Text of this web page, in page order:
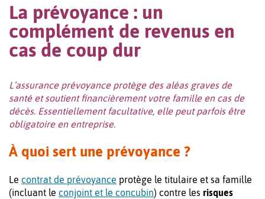
La prévoyance : un
complément de revenus en
cas de coup dur
L’assurance prévoyance protège des aléas graves de
santé et soutient financièrement votre famille en cas de
décès. Essentiellement facultative, elle peut parfois être
obligatoire en entreprise.
À quoi sert une prévoyance ?
Le contrat de prévoyance protège le titulaire et sa famille
(incluant le conjoint et le concubin) contre les risques